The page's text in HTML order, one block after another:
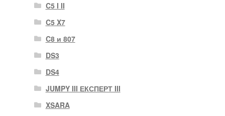
C5 I II
C5 X7
C8 и 807
DS3
DS4
JUMPY III ЕКСПЕРТ III
XSARA